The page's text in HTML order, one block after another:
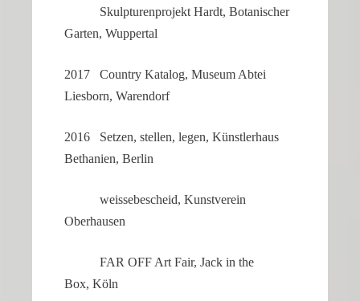
Skulp­tu­ren­pro­jekt Hardt, Botani­scher
Garten, Wuppertal
2017 Country Katalog, Museum Abtei
Liesborn, Warendorf
2016 Setzen, stellen, legen, Künst­ler­haus
Betha­nien, Berlin
weisse­be­scheid, Kunst­verein
Oberhausen
FAR OFF Art Fair, Jack in the
Box, Köln